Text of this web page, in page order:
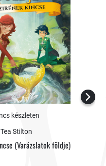
készleten
Tea Stilton
(Varázslatok földje)